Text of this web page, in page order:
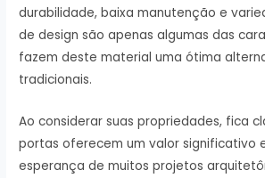
durabilidade, baixa manutenção e
de design são apenas algumas das
fazem deste material uma ótima
tradicionais.
Ao considerar suas propriedades, fica
portas oferecem um valor significativo
esperança de muitos projetos